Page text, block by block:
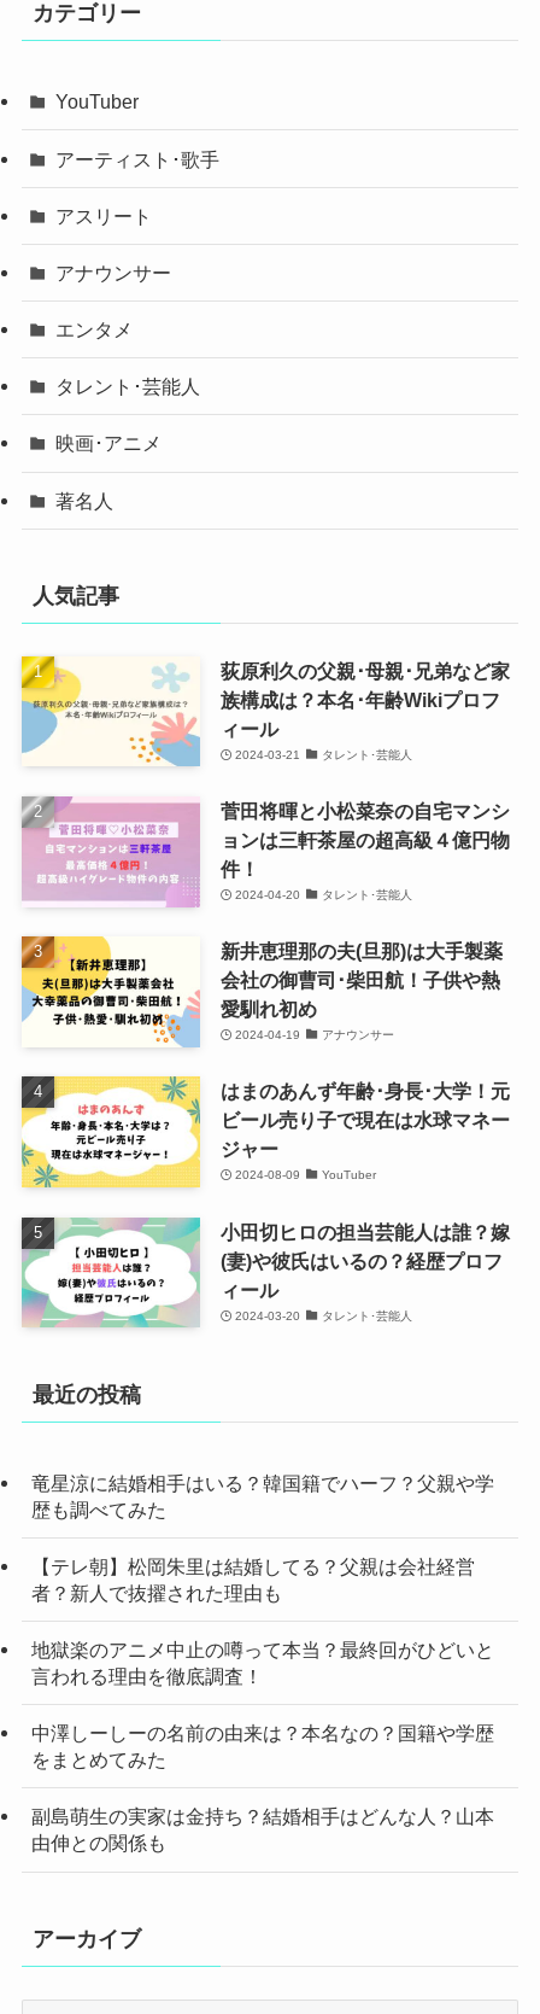
カテゴリー
YouTuber
アーティスト･歌手
アスリート
アナウンサー
エンタメ
タレント･芸能人
映画･アニメ
著名人
人気記事
荻原利久の父親･母親･兄弟など家
族構成は？本名･年齢Wikiプロフ
ィール
2024-03-21 タレント･芸能人
菅田将暉と小松菜奈の自宅マンシ
ョンは三軒茶屋の超高級４億円物
件！
2024-04-20 タレント･芸能人
新井恵理那の夫(旦那)は大手製薬
会社の御曹司･柴田航！子供や熱
愛馴れ初め
2024-04-19 アナウンサー
はまのあんず年齢･身長･大学！元
ビール売り子で現在は水球マネー
ジャー
2024-08-09 YouTuber
小田切ヒロの担当芸能人は誰？嫁
(妻)や彼氏はいるの？経歴プロフ
ィール
2024-03-20 タレント･芸能人
最近の投稿
竜星涼に結婚相手はいる？韓国籍でハーフ？父親や学
歴も調べてみた
【テレ朝】松岡朱里は結婚してる？父親は会社経営
者？新人で抜擢された理由も
地獄楽のアニメ中止の噂って本当？最終回がひどいと
言われる理由を徹底調査！
中澤しーしーの名前の由来は？本名なの？国籍や学歴
をまとめてみた
副島萌生の実家は金持ち？結婚相手はどんな人？山本
由伸との関係も
アーカイブ